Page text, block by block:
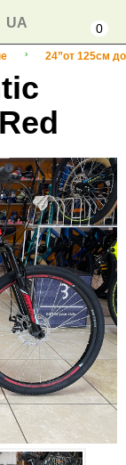
UA 0
24”от 125см